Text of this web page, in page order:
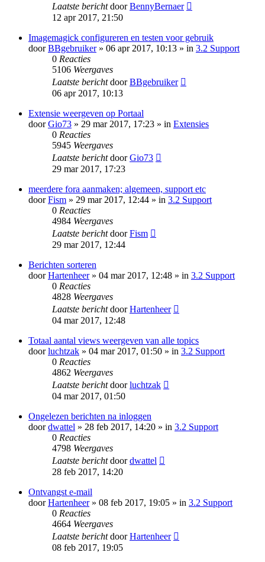
Laatste berichtdoorBennyBernaer
12 apr 2017, 21:50
Imagemagick configureren en testen voor gebruik
doorBBgebruiker» 06 apr 2017, 10:13 » in 3.2 Support
0 Reacties
5106 Weergaves
Laatste berichtdoorBBgebruiker
06 apr 2017, 10:13
Extensie weergeven op Portaal
doorGio73 » 29 mar 2017, 17:23 » in Extensies
0 Reacties
5945 Weergaves
Laatste berichtdoorGio73
29 mar 2017, 17:23
meerdere fora aanmaken; algemeen, support etc
doorFism » 29 mar 2017, 12:44 » in 3.2 Support
0 Reacties
4984 Weergaves
Laatste berichtdoorFism
29 mar 2017, 12:44
Berichten sorteren
doorHartenheer» 04 mar 2017, 12:48 » in 3.2 Support
0 Reacties
4828 Weergaves
Laatste berichtdoorHartenheer
04 mar 2017, 12:48
Totaal aantal views weergeven van alle topics
doorluchtzak » 04 mar 2017, 01:50 » in 3.2 Support
0 Reacties
4862 Weergaves
Laatste berichtdoorluchtzak
04 mar 2017, 01:50
Ongelezen berichten na inloggen
doordwattel » 28 feb 2017, 14:20 » in 3.2 Support
0 Reacties
4798 Weergaves
Laatste berichtdoordwattel
28 feb 2017, 14:20
Ontvangst e-mail
doorHartenheer» 08 feb 2017, 19:05 » in 3.2 Support
0 Reacties
4664 Weergaves
Laatste berichtdoorHartenheer
08 feb 2017, 19:05